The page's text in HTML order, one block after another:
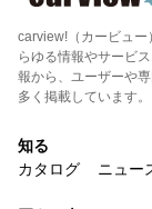
carview!（カービュー
らゆる情報やサービ
報から、ユーザーや
多く掲載しています。
知る
カタログ
ニュー